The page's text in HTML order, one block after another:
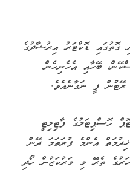
ގޮތުގައި ޑޮކްޓަރު އިރުޝާދުގެ
ބޭހާއި އެހެނިހެން
ފީ ނަގާނެއެވެ.
ޓްރީޓޮޕް ހޮސްޕިޓަލުގެ ފާޓިލިޓީ
އެންމެ ފުރަތަމަ ދޭން
ތެރޭ މި މަރުކަޒުން ހޯދި